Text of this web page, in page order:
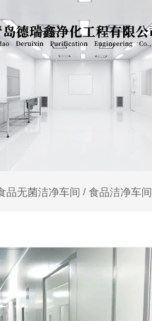
品无菌洁净车间 / 食品洁净车间